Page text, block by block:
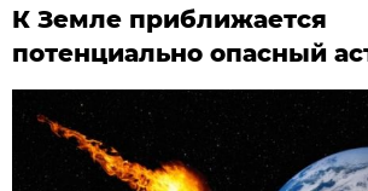
К Земле приближается
потенциально опасный